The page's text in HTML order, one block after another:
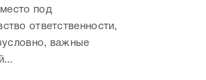
под
ответственности,
важные